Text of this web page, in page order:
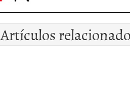
Artículos